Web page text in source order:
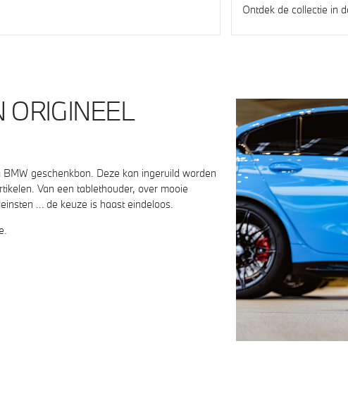
Ontdek de collectie in
ORIGINEEL
geschenkbon. Deze kan ingeruild worden
Van een tablethouder, over mooie
… de keuze is haast eindeloos.